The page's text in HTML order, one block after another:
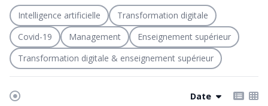
Intelligence artificielle
Transformation digitale
Covid-19
Management
Enseignement supérieur
Transformation digitale & enseignement supérieur
Date